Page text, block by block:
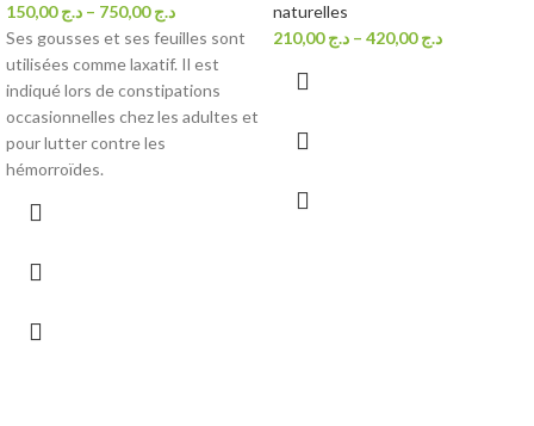
د.ج150,00 – د.ج750,00
Ses gousses et ses feuilles sont
utilisées comme laxatif. Il est
indiqué lors de constipations
occasionnelles chez les adultes et
pour lutter contre les
hémorroïdes.
naturelles
د.ج210,00 – د.ج420,00